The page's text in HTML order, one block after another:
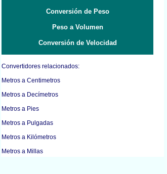
Conversión de Peso
Peso a Volumen
Conversión de Velocidad
Convertidores relacionados:
Metros a Centimetros
Metros a Decímetros
Metros a Pies
Metros a Pulgadas
Metros a Kilómetros
Metros a Millas